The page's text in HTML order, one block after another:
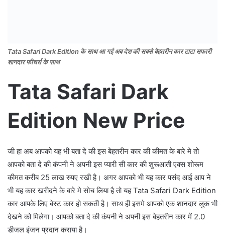
Tata Safari Dark Edition के साथ आ गई अब देश की सबसे बेहतरीन कार टाटा सफारी
शानदार फीचर्स के साथ
Tata Safari Dark
Edition New Price
जी हा अब आपको यह भी बता दे की इस बेहतरीन कार की कीमत के बारे मे तो
आपको बता दे की कंपनी ने अपनी इस प्यारी सी कार की शुरूआती एक्स शोरूम
कीमत करीब 25 लाख रुपए रखी है। अगर आपको भी यह कार पसंद आई आप ने
भी यह कार खरीदने के बारे मे सोच लिया है तो यह Tata Safari Dark Edition
कार आपके लिए बेस्ट कार हो सकती है। साथ ही इसमे आपको एक शानदार लुक भी
देखने को मिलेगा। आपको बता दे की कंपनी ने अपनी इस बेहतरीन कार में 2.0
डीजल इंजन प्रदान कराया है।